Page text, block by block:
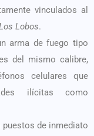
vinculados al
Lobos.
arma de fuego tipo
del mismo calibre,
celulares que
ilícitas como
de inmediato